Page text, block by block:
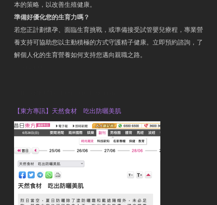
本的策略，以改善生殖健康。
準備好優化您的生育力嗎？
若您正計劃懷孕、面臨生育挑戰，或準備接受試管嬰兒療程，專業營
養支持可協助您以主動積極的方式守護精子健康。立即預約諮詢，了
解個人化的生育營養如何支持您邁向親職之路。
【東方專訊】天然食材 吃出防曬美肌